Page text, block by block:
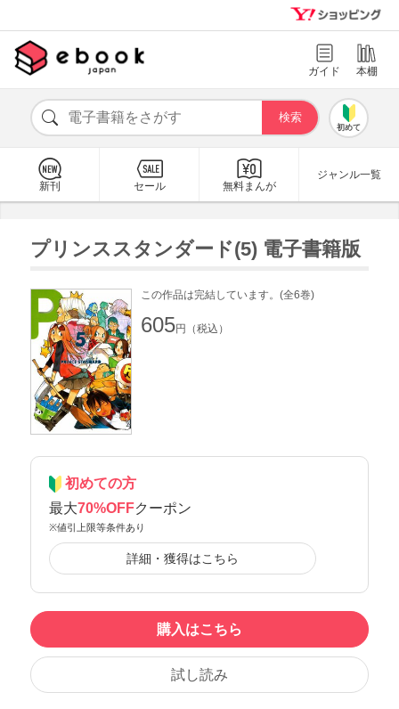
ガイド 本棚
初めて
新刊 セール 無料まんが
ジャンル一覧
プリンススタンダード(5) 電子書籍版
この作品は完結しています。(全6巻)
605円（税込）
初めての方
最大70%OFFクーポン
※値引上限等条件あり
詳細・獲得はこちら
購入はこちら
試し読み